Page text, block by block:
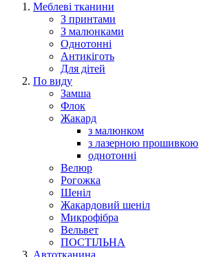
Меблеві тканини
З принтами
З малюнками
Однотонні
Антикіготь
Для дітей
По виду
Замша
Флок
Жакард
з малюнком
з лазерною прошивкою
однотонні
Велюр
Рогожка
Шеніл
Жакардовий шеніл
Микрофібра
Вельвет
ПОСТІЛЬНА
Автотканина